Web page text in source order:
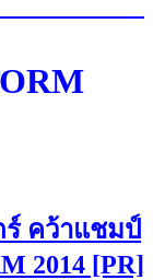
คว้าแชมป์
2014 [PR]